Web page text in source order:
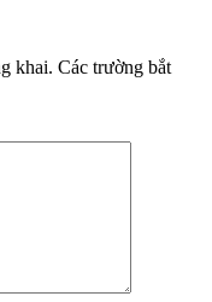
khai. Các trường bắt